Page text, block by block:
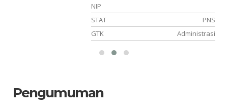
NIP
STAT
PNS
GTK
Administrasi
Pengumuman